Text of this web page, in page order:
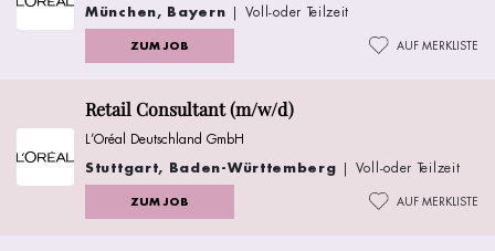
München, Bayern | Voll-oder Teilzeit
ZUM JOB AUF MERKLISTE
Retail Consultant (m/w/d)
L’Oréal Deutschland GmbH
Stuttgart, Baden-Württemberg | Voll-oder Teilzeit
ZUM JOB AUF MERKLISTE